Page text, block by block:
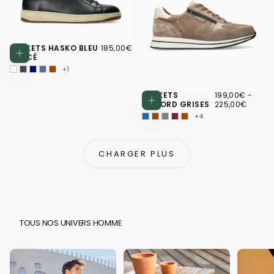
Choisissez des options
BASKETS HASKO BLEU
FONCÉ
185,00€
PRIX
185,00€
+1
Choisissez
BASKETS
GILFORD GRISES
199,00€
PRIX
MINIMUM
199,00€ -
225,00€
+4
CHARGER PLUS
TOUS NOS UNIVERS HOMME